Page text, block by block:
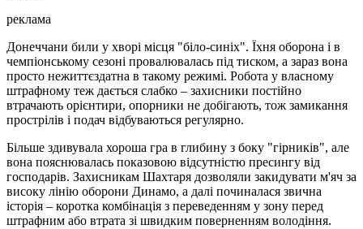
реклама
Донеччани били у хворі місця "біло-синіх". Їхня оборона і в
чемпіонському сезоні провалювалась під тиском, а зараз вона
просто нежиттєздатна в такому режимі. Робота у власному
штрафному теж дається слабко – захисники постійно
втрачають орієнтири, опорники не добігають, тож замикання
прострілів і подач відбуваються регулярно.
Більше здивувала хороша гра в глибину з боку "гірників", але
вона пояснювалась показовою відсутністю пресингу від
господарів. Захисникам Шахтаря дозволяли закидувати м'яч за
високу лінію оборони Динамо, а далі починалася звична
історія – коротка комбінація з переведенням у зону перед
штрафним або втрата зі швидким поверненням володіння.